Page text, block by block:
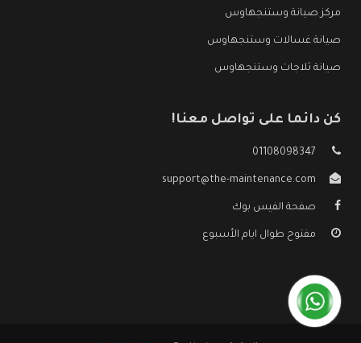
مركز صيانة وستنجهاوس
صيانة غسالات وستنجهاوس
صيانة ثلاجات وستنجهاوس
كن دائما على تواصل معنا!
01108098347
support@the-maintenance.com
صفحة الفيس بوك
مفتوح طوال ايام الأسبوع